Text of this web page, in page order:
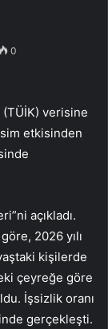
0
verisine
etkisinden
açıkladı.
2026 yılı
kişilerde
çeyreğe göre
İşsizlik oranı
gerçekleşti.